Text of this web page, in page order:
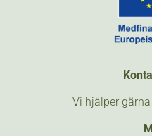
Vi hjälper